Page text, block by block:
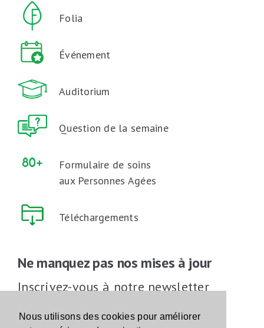
Nous utilisons des cookies pour améliorer
Folia
Événement
Auditorium
Question de la semaine
Formulaire de soins
aux Personnes Agées
Téléchargements
Ne manquez pas nos mises à jour
Inscrivez-vous à notre newsletter
Inscrivez-vous